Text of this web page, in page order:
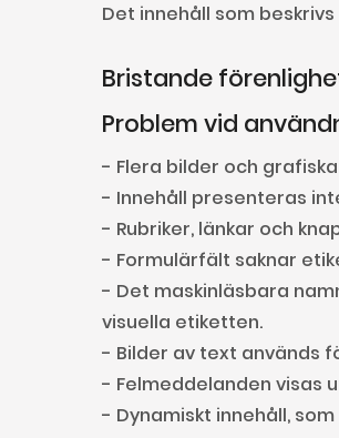
Det innehåll som
Bristande
Problem vid
- Flera bilder och
- Innehåll presenteras
- Rubriker, länkar och
- Formulärfält saknar
- Det maskinläsbara
visuella etiketten.
- Bilder av text används
- Felmeddelanden visas
- Dynamiskt innehåll,